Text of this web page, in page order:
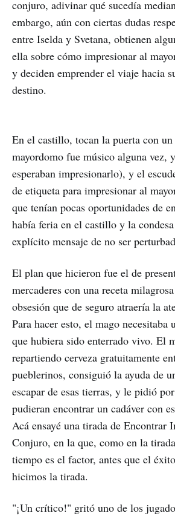
conjuro, adivinar qué sucedía
embargo, aún con ciertas dudas
entre Iselda y Svetana, obtienen
ella sobre cómo impresionar al
y deciden emprender el viaje hacia
destino.
En el castillo, tocan la puerta con
mayordomo fue músico alguna vez,
esperaban impresionarlo), y el
de etiqueta para impresionar al
que tenían pocas oportunidades de
había feria en el castillo y la
explícito mensaje de no ser
El plan que hicieron fue el de
mercaderes con una receta
obsesión que de seguro atraería la
Para hacer esto, el mago necesitaba
que hubiera sido enterrado vivo. El
repartiendo cerveza gratuitamente
pueblerinos, consiguió la ayuda de
escapar de esas tierras, y le pidió
pudieran encontrar un cadáver con
Acá ensayé una tirada de Encontrar
Conjuro, en la que, como en la
tiempo es el factor, antes que el
hicimos la tirada.
"¡Un crítico!" gritó uno de los